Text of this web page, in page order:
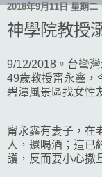
2018年9月11日 星期二
神學院教授
9/12/2018。台彎
49歲教授甯永鑫，
碧潭風景區找女性
甯永鑫有妻子，在
人，還喝酒；這已
護，反而要小心撒